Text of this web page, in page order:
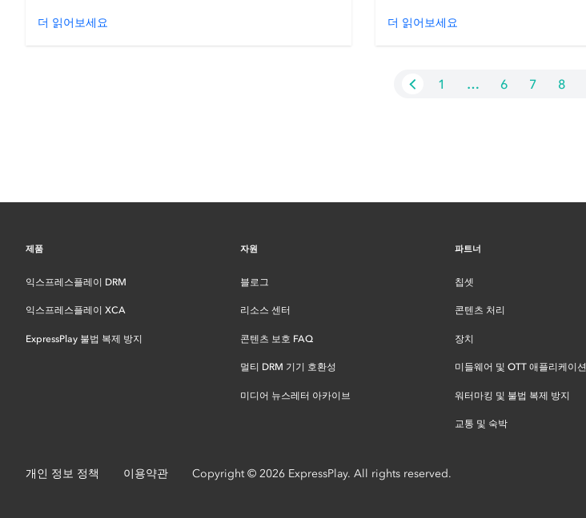
더 읽어보세요 더 읽어보세요
1 … 6 7 8
제품
익스프레스플레이 DRM
익스프레스플레이 XCA
ExpressPlay 불법 복제 방지
자원
블로그
리소스 센터
콘텐츠 보호 FAQ
멀티 DRM 기기 호환성
미디어 뉴스레터 아카이브
파트너
칩셋
콘텐츠 처리
장치
미들웨어 및 OTT 애플리케이션
워터마킹 및 불법 복제 방지
교통 및 숙박
개인 정보 정책 이용약관 Copyright © 2026 ExpressPlay. All rights reserved.